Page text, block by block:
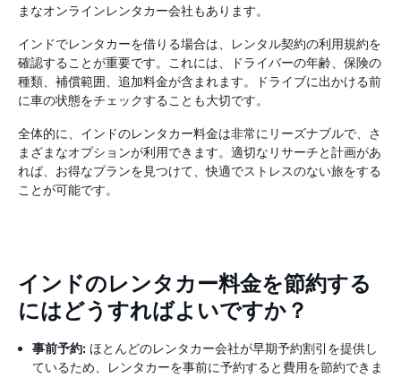
まなオンラインレンタカー会社もあります。
インドでレンタカーを借りる場合は、レンタル契約の利用規約を
確認することが重要です。これには、ドライバーの年齢、保険の
種類、補償範囲、追加料金が含まれます。ドライブに出かける前
に車の状態をチェックすることも大切です。
全体的に、インドのレンタカー料金は非常にリーズナブルで、さ
まざまなオプションが利用できます。適切なリサーチと計画があ
れば、お得なプランを見つけて、快適でストレスのない旅をする
ことが可能です。
インドのレンタカー料金を節約する
にはどうすればよいですか？
事前予約: ほとんどのレンタカー会社が早期予約割引を提供し
ているため、レンタカーを事前に予約すると費用を節約できま